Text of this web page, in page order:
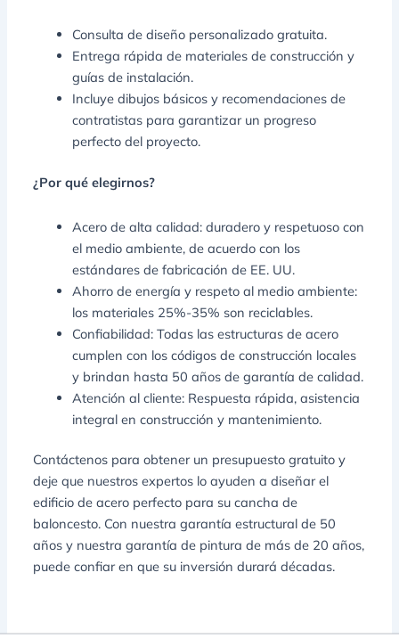
Consulta de diseño personalizado gratuita.
Entrega rápida de materiales de construcción y
guías de instalación.
Incluye dibujos básicos y recomendaciones de
contratistas para garantizar un progreso
perfecto del proyecto.
¿Por qué elegirnos?
Acero de alta calidad: duradero y respetuoso con
el medio ambiente, de acuerdo con los
estándares de fabricación de EE. UU.
Ahorro de energía y respeto al medio ambiente:
los materiales 25%-35% son reciclables.
Confiabilidad: Todas las estructuras de acero
cumplen con los códigos de construcción locales
y brindan hasta 50 años de garantía de calidad.
Atención al cliente: Respuesta rápida, asistencia
integral en construcción y mantenimiento.
Contáctenos para obtener un presupuesto gratuito y
deje que nuestros expertos lo ayuden a diseñar el
edificio de acero perfecto para su cancha de
baloncesto. Con nuestra garantía estructural de 50
años y nuestra garantía de pintura de más de 20 años,
puede confiar en que su inversión durará décadas.